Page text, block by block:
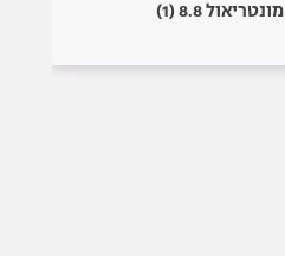
מונטריאול 8.8 (1)